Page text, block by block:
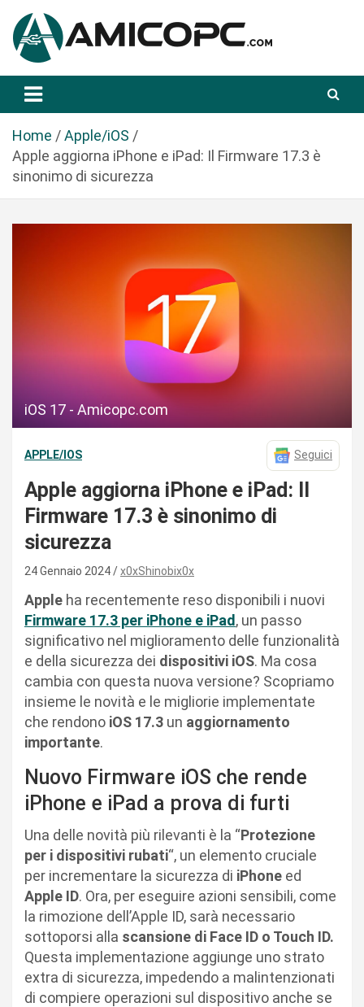
a
Amicopc.com
Home
Apple/iOS
Apple aggiorna iPhone e iPad: Il Firmware 17.3 è
sinonimo di sicurezza
iOS 17 - Amicopc.com
APPLE/IOS Seguici
Apple aggiorna iPhone e iPad: Il
Firmware 17.3 è sinonimo di
sicurezza
24 Gennaio 2024 x0xShinobix0x
Apple ha recentemente reso disponibili i nuovi
Firmware 17.3 per iPhone e iPad, un passo
significativo nel miglioramento delle funzionalità
e della sicurezza dei dispositivi iOS. Ma cosa
cambia con questa nuova versione? Scopriamo
insieme le novità e le migliorie implementate
che rendono iOS 17.3 un aggiornamento
importante.
Nuovo Firmware iOS che rende
iPhone e iPad a prova di furti
Una delle novità più rilevanti è la “Protezione
per i dispositivi rubati“, un elemento cruciale
per incrementare la sicurezza di iPhone ed
Apple ID. Ora, per eseguire azioni sensibili, come
la rimozione dell’Apple ID, sarà necessario
sottoporsi alla scansione di Face ID o Touch ID.
Questa implementazione aggiunge uno strato
extra di sicurezza, impedendo a malintenzionati
di compiere operazioni sul dispositivo anche se